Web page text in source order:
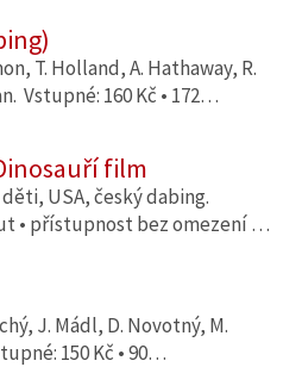
T. Holland, A. Hathaway, R.
Vstupné: 160 Kč • 172…
film
USA, český dabing.
• přístupnost bez omezení …
J. Mádl, D. Novotný, M.
150 Kč • 90…